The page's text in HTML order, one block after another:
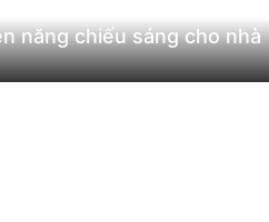
năng chiếu sáng cho nhà